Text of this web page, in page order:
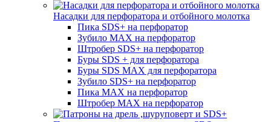
Насадки для перфоратора и отбойного молотка
Пика SDS+ на перфоратор
Зубило MAX на перфоратор
Штробер SDS+ на перфоратор
Буры SDS + для перфоратора
Буры SDS MAX для перфоратора
Зубило SDS+ на перфоратор
Пика MAX на перфоратор
Штробер MAX на перфоратор